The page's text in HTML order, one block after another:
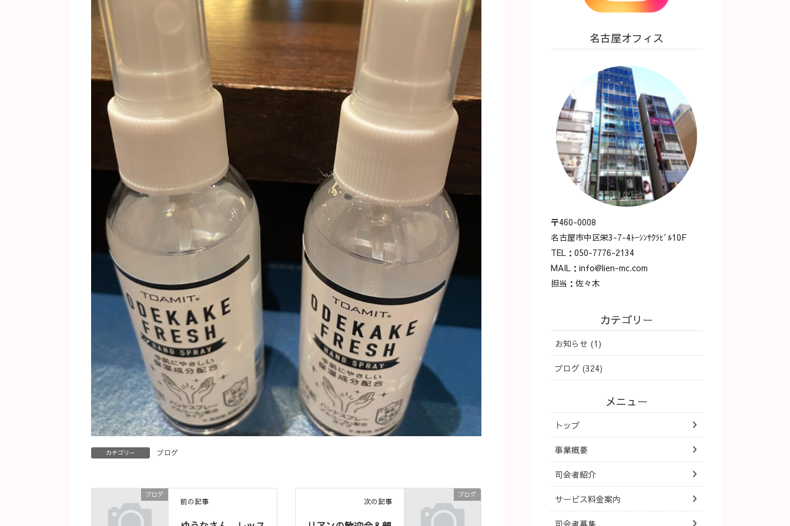
カテゴリー ブログ
ブログ
前の記事
ブログ
次の記事
名古屋オフィス
〒460-0008
名古屋市中区栄3-7-4ﾄｰｼﾝｻｸﾗﾋﾞﾙ10F
TEL：050-7776-2134
MAIL：info@lien-mc.com
担当：佐々木
カテゴリー
お知らせ (1)
ブログ (324)
メニュー
トップ
事業概要
司会者紹介
サービス料金案内
司会者募集